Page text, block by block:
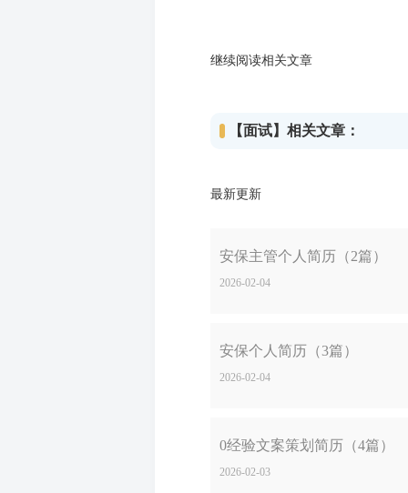
继续阅读相关文章
【面试】相关文章：
最新更新
安保主管个人简历（2篇）
2026-02-04
安保个人简历（3篇）
2026-02-04
0经验文案策划简历（4篇）
2026-02-03